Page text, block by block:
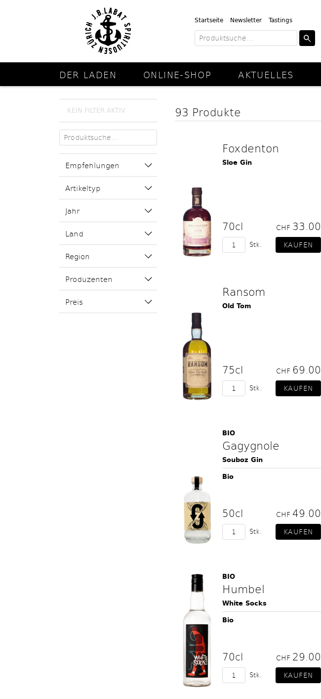
Startseite Newsletter Tastings
DER LADEN ONLINE-SHOP AKTUELLES
KEIN FILTER AKTIV
Empfehlungen
Artikeltyp
Jahr
Land
Region
Produzenten
Preis
93 Produkte
Foxdenton
Sloe Gin
70cl CHF 33.00
Stk.
Ransom
Old Tom
75cl CHF 69.00
Stk.
BIO
Gagygnole
Souboz Gin
Bio
50cl CHF 49.00
Stk.
BIO
Humbel
White Socks
Bio
70cl CHF 29.00
Stk.